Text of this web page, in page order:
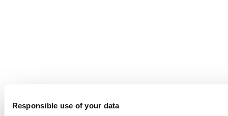
Responsible use of your data